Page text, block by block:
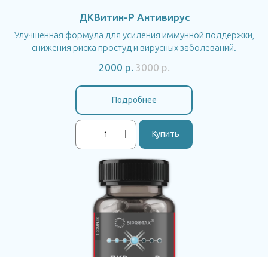
ДКВитин-P Антивирус
Улучшенная формула для усиления иммунной поддержки,
снижения риска простуд и вирусных заболеваний.
2000 р. 3000 р.
Подробнее
Купить